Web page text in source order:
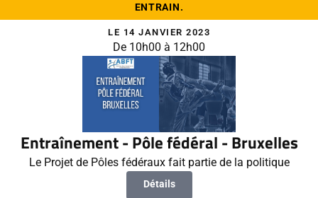
ENTRAIN.
LE 14 JANVIER 2023
De 10h00 à 12h00
Entraînement - Pôle fédéral - Bruxelles
Le Projet de Pôles fédéraux fait partie de la politique
Détails